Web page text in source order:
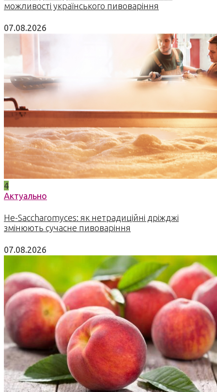
можливості українського пивоваріння
07.08.2026
4
Актуально
Не-Saccharomyces: як нетрадиційні дріжджі
змінюють сучасне пивоваріння
07.08.2026